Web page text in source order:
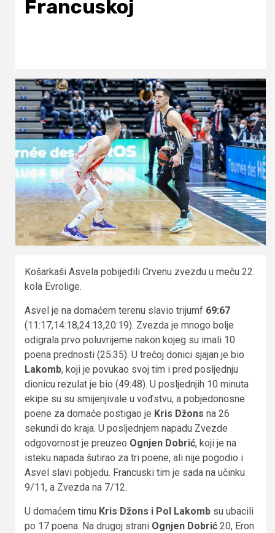
Francuskoj
Košarkaši Asvela pobijedili Crvenu zvezdu u meču 22.
kola Evrolige.
Asvel je na domaćem terenu slavio trijumf 69:67
(11:17,14:18,24:13,20:19). Zvezda je mnogo bolje
odigrala prvo poluvrijeme nakon kojeg su imali 10
poena prednosti (25:35). U trećoj donici sjajan je bio
Lakomb, koji je povukao svoj tim i pred posljednju
dionicu rezulat je bio (49:48). U posljednjih 10 minuta
ekipe su su smijenjivale u vođstvu, a pobjedonosne
poene za domaće postigao je Kris Džons na 26
sekundi do kraja. U posljednjem napadu Zvezde
odgovornost je preuzeo Ognjen Dobrić, koji je na
isteku napada šutirao za tri poene, ali nije pogodio i
Asvel slavi pobjedu. Francuski tim je sada na učinku
9/11, a Zvezda na 7/12.
U domaćem timu Kris Džons i Pol Lakomb su ubacili
po 17 poena. Na drugoj strani Ognjen Dobrić 20, Eron